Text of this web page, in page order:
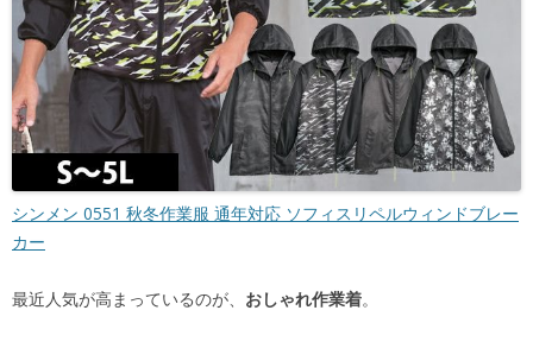
シンメン 0551 秋冬作業服 通年対応 ソフィスリペルウィンドブレー
カー
最近人気が高まっているのが、 おしゃれ作業着。